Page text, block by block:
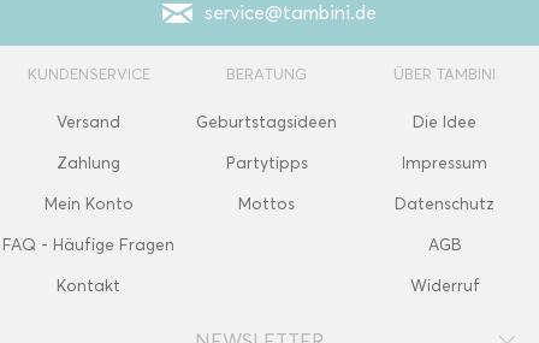
service@tambini.de
KUNDENSERVICE
Versand
Zahlung
Mein Konto
FAQ - Häufige Fragen
Kontakt
BERATUNG
Geburtstagsideen
Partytipps
Mottos
ÜBER TAMBINI
Die Idee
Impressum
Datenschutz
AGB
Widerruf